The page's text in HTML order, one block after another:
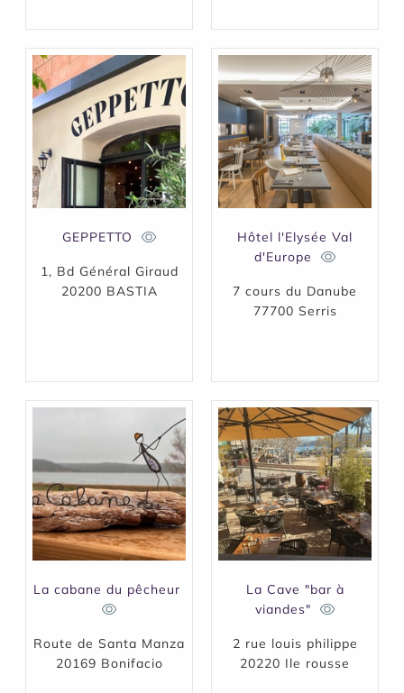
GEPPETTO
1, Bd Général Giraud
20200 BASTIA
Hôtel l'Elysée Val
d'Europe
7 cours du Danube
77700 Serris
La cabane du pêcheur
Route de Santa Manza
20169 Bonifacio
La Cave "bar à
viandes"
2 rue louis philippe
20220 Ile rousse